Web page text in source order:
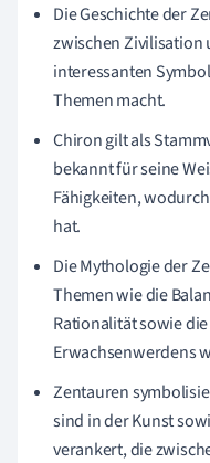
Die Geschichte der
zwischen Zivilisation
interessanten
Themen macht.
Chiron gilt als
bekannt für seine
Fähigkeiten,
hat.
Die Mythologie der
Themen wie die
Rationalität sowie
Erwachsenwerdens
Zentauren
sind in der Kunst
verankert, die